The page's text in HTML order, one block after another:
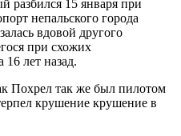
разбился 15 января при
непальского города
вдовой другого
при схожих
16 лет назад.
Похрел так же был пилотом
крушение крушение в